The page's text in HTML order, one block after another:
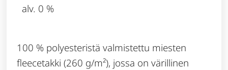
alv. 0 %
100 % polyesteristä valmistettu miesten
fleecetakki (260 g/m²), jossa on värillinen